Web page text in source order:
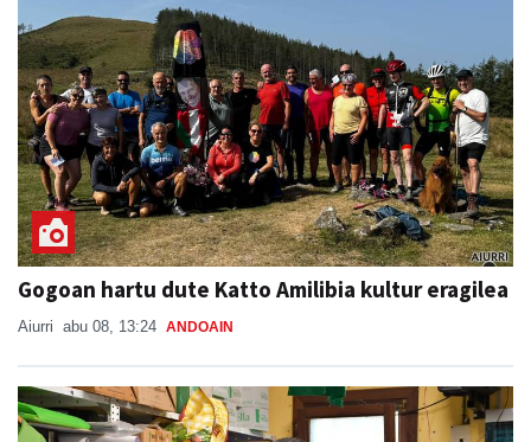
Gogoan hartu dute Katto Amilibia kultur eragilea
Aiurri abu 08, 13:24 ANDOAIN